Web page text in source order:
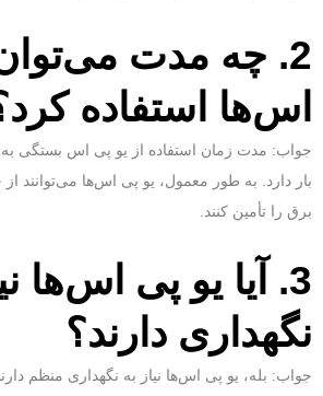
2. چه مدت
اس‌ها استفاده
جواب: مدت زمان استفاده از یو پی اس بستگی
بار دارد. به طور معمول، یو پی اس‌ها می‌توانند
برق را تأمین کنند.
3. آیا یو پی اس‌ها
نگهداری دارند؟
جواب: بله، یو پی اس‌ها نیاز به نگهداری منظم